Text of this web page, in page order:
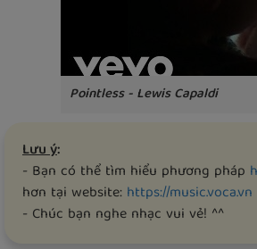
Pointless - Lewis Capaldi
Lưu ý:
- Bạn có thể tìm hiểu phương pháp
hơn tại website: https://music.voca.vn
- Chúc bạn nghe nhạc vui vẻ! ^^